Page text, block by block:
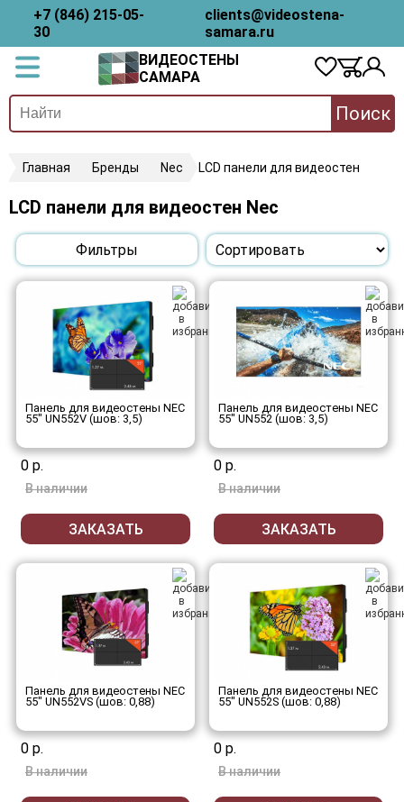
+7 (846) 215-05-
30
clients@videostena-
samara.ru
ВИДЕОСТЕНЫ
САМАРА
Поиск
Главная Бренды Nec LCD панели для видеостен
LCD панели для видеостен Nec
Фильтры
Панель для видеостены NEC
55" UN552V (шов: 3,5)
0 р.
В наличии
ЗАКАЗАТЬ
Панель для видеостены NEC
55" UN552 (шов: 3,5)
0 р.
В наличии
ЗАКАЗАТЬ
Панель для видеостены NEC
55" UN552VS (шов: 0,88)
0 р.
В наличии
Панель для видеостены NEC
55" UN552S (шов: 0,88)
0 р.
В наличии